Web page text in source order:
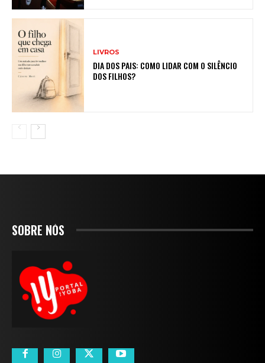
LIVROS
DIA DOS PAIS: COMO LIDAR COM O SILÊNCIO
DOS FILHOS?
SOBRE NÓS